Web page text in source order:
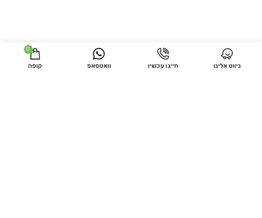
ניווט אלינו חייגו עכשיו וואטסאפ
0
קופה